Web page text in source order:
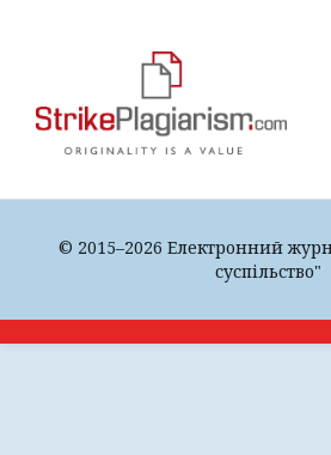
© 2015–2026 Електронний
суспільство"